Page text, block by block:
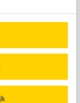
intrekken via de